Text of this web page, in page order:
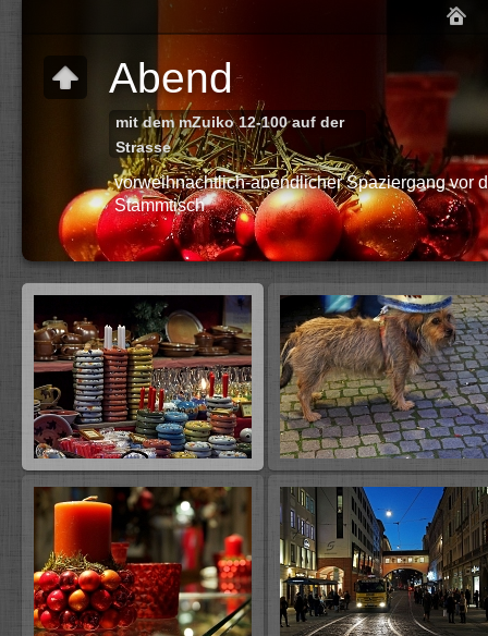
Abend
mit dem mZuiko 12-100 auf der
Strasse
vorweihnachtlich-abendlicher Spaziergang vor
Stammtisch